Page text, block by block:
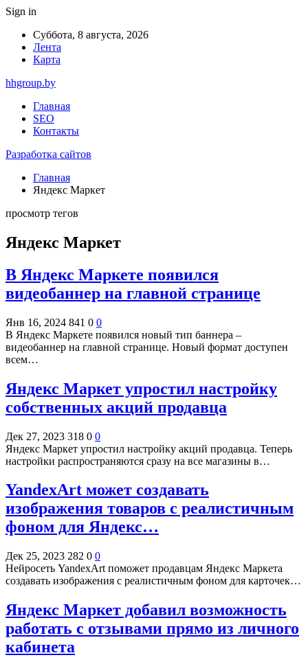
Sign in
Суббота, 8 августа, 2026
Лента
Карта
hhgroup.by
Главная
SEO
Контакты
Разработка сайтов
Главная
Яндекс Маркет
просмотр тегов
Яндекс Маркет
В Яндекс Маркете появился
видеобаннер на главной странице
Янв 16, 2024 841 0 0
В Яндекс Маркете появился новый тип баннера –
видеобаннер на главной странице. Новый формат доступен
всем…
Яндекс Маркет упростил настройку
собственных акций продавца
Дек 27, 2023 318 0 0
Яндекс Маркет упростил настройку акций продавца. Теперь
настройки распространяются сразу на все магазины в…
YandexArt может создавать
изображения товаров с реалистичным
фоном для Яндекс…
Дек 25, 2023 282 0 0
Нейросеть YandexArt поможет продавцам Яндекс Маркета
создавать изображения с реалистичным фоном для карточек…
Яндекс Маркет добавил возможность
работать с отзывами прямо из личного
кабинета